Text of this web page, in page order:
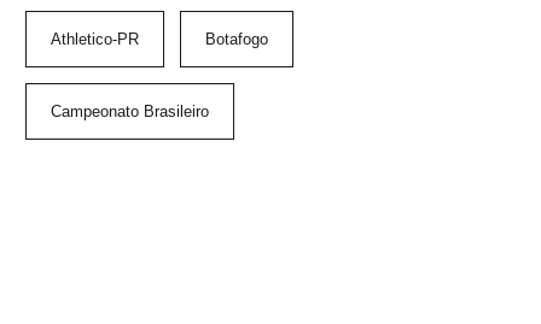
Athletico-PR Botafogo
Campeonato Brasileiro